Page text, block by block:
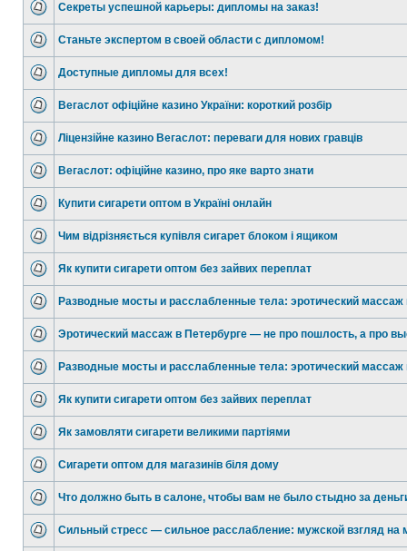
Секреты успешной карьеры: дипломы на заказ!
Станьте экспертом в своей области с дипломом!
Доступные дипломы для всех!
Вегаслот офіційне казино України: короткий розбір
Ліцензійне казино Вегаслот: переваги для нових гравців
Вегаслот: офіційне казино, про яке варто знати
Купити сигарети оптом в Україні онлайн
Чим відрізняється купівля сигарет блоком і ящиком
Як купити сигарети оптом без зайвих переплат
Разводные мосты и расслабленные тела: эротический массаж
Эротический массаж в Петербурге — не про пошлость, а про
Разводные мосты и расслабленные тела: эротический массаж
Як купити сигарети оптом без зайвих переплат
Як замовляти сигарети великими партіями
Сигарети оптом для магазинів біля дому
Что должно быть в салоне, чтобы вам не было стыдно за
Сильный стресс — сильное расслабление: мужской взгляд на